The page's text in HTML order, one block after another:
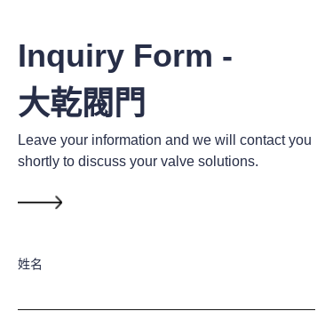
Inquiry Form -
大乾閥門
姓名
Leave your information and we will contact you
shortly to discuss your valve solutions.